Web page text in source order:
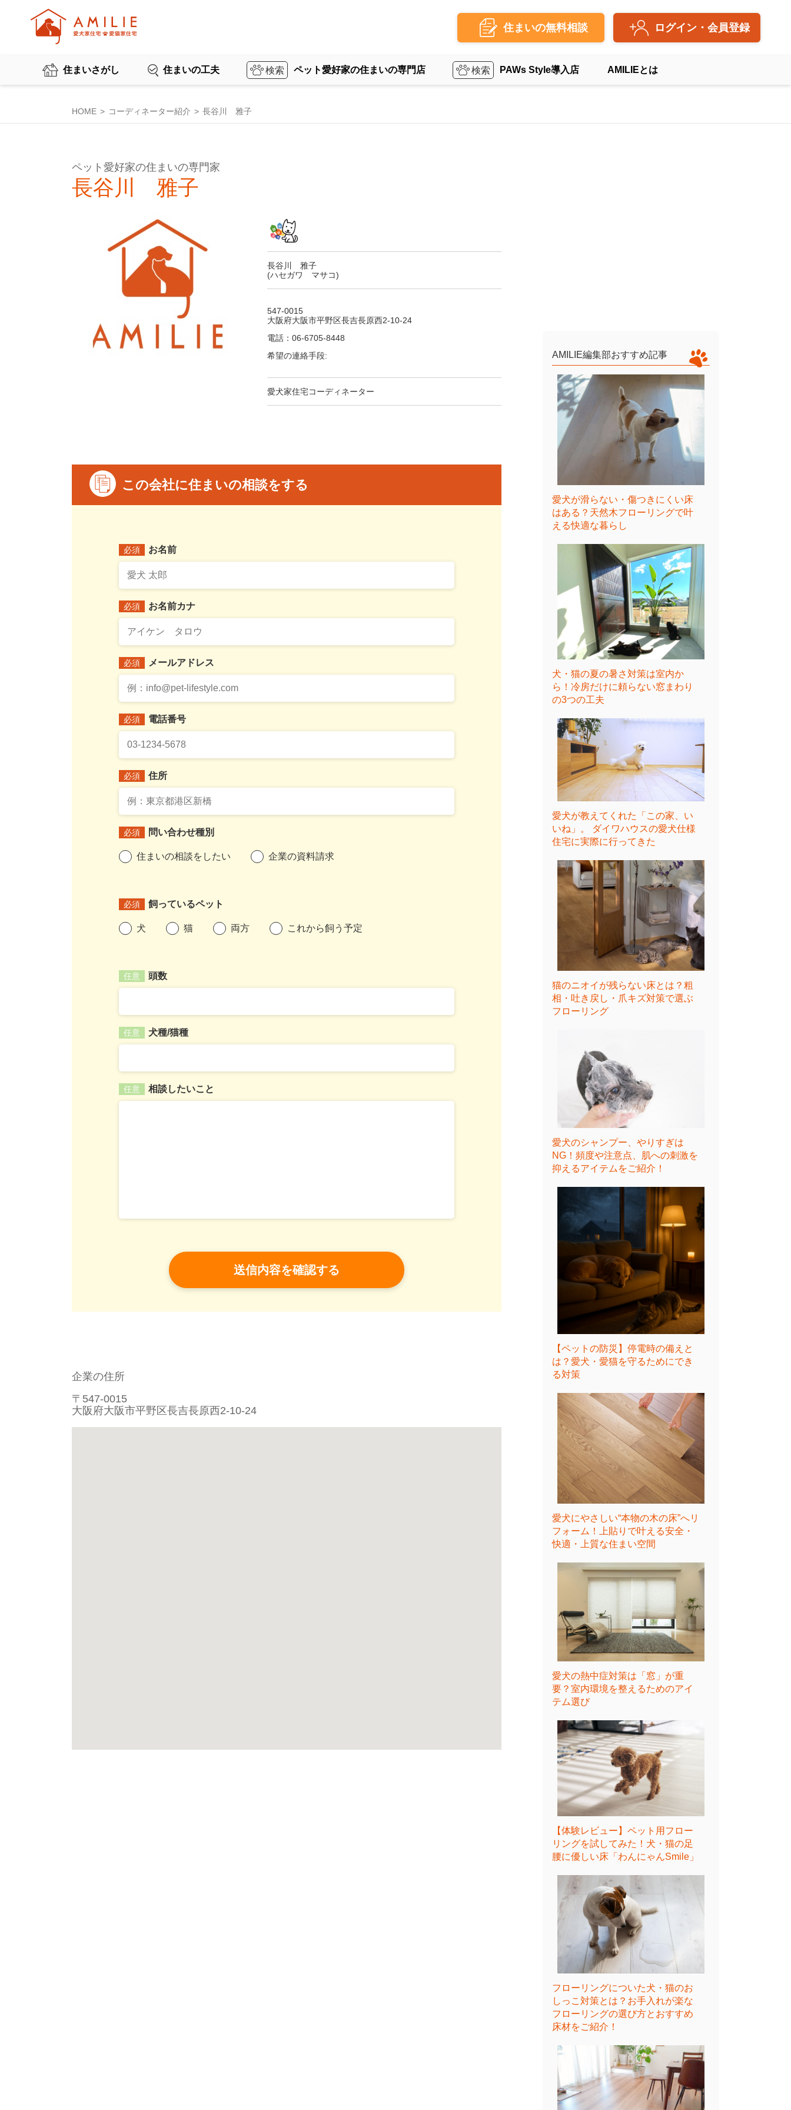
住まいの無料相談 ログイン・会員登録
住まいさがし 住まいの工夫 ペット愛好家の住まいの専門店 PAWs Style導入店 AMILIEとは
HOME コーディネーター紹介 長谷川 雅子
ペット愛好家の住まいの専門家
長谷川 雅子
長谷川 雅子
(ハセガワ マサコ)
547-0015
大阪府大阪市平野区長吉長原西2-10-24
電話：06-6705-8448
希望の連絡手段:
愛犬家住宅コーディネーター
この会社に住まいの相談をする
必須 お名前
必須 お名前カナ
必須 メールアドレス
必須 電話番号
必須 住所
必須 問い合わせ種別
住まいの相談をしたい 企業の資料請求
必須 飼っているペット
犬 猫 両方 これから飼う予定
任意 頭数
任意 犬種/猫種
任意 相談したいこと
企業の住所
〒547-0015
大阪府大阪市平野区長吉長原西2-10-24
AMILIE編集部おすすめ記事
愛犬が滑らない・傷つきにくい床
はある？天然木フローリングで叶
える快適な暮らし
犬・猫の夏の暑さ対策は室内か
ら！冷房だけに頼らない窓まわり
の3つの工夫
愛犬が教えてくれた「この家、い
いね」。 ダイワハウスの愛犬仕様
住宅に実際に行ってきた
猫のニオイが残らない床とは？粗
相・吐き戻し・爪キズ対策で選ぶ
フローリング
愛犬のシャンプー、やりすぎは
NG！頻度や注意点、肌への刺激を
抑えるアイテムをご紹介！
【ペットの防災】停電時の備えと
は？愛犬・愛猫を守るためにでき
る対策
愛犬にやさしい“本物の木の床”へリ
フォーム！上貼りで叶える安全・
快適・上質な住まい空間
愛犬の熱中症対策は「窓」が重
要？室内環境を整えるためのアイ
テム選び
【体験レビュー】ペット用フロー
リングを試してみた！犬・猫の足
腰に優しい床「わんにゃんSmile」
フローリングについた犬・猫のお
しっこ対策とは？お手入れが楽な
フローリングの選び方とおすすめ
床材をご紹介！